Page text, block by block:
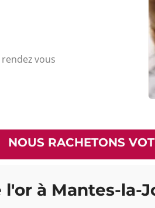
vous
NOUS RACHETONS
à Mantes-la-